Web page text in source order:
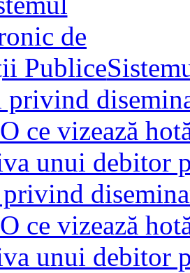
ce vizează
unui debitor